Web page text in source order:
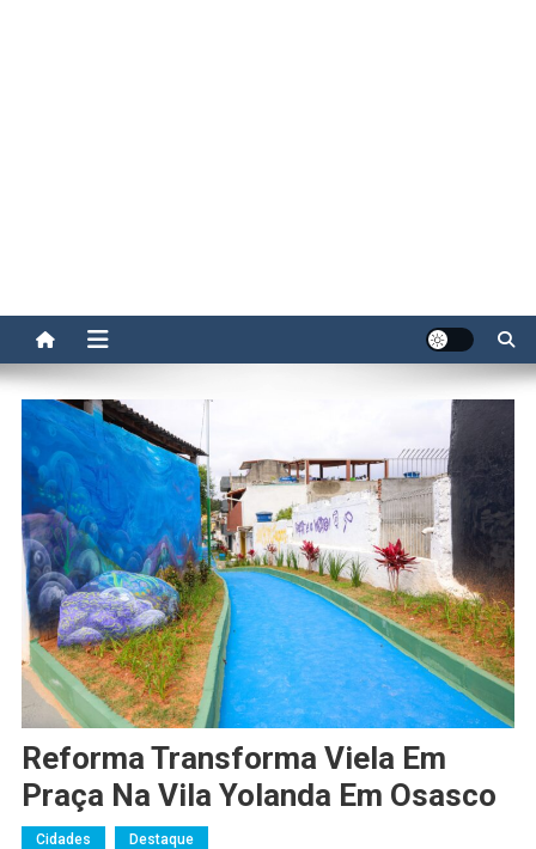
Reforma Transforma Viela Em
Praça Na Vila Yolanda Em Osasco
Cidades Destaque